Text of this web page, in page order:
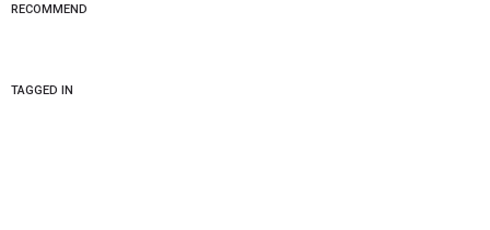
RECOMMEND
TAGGED IN